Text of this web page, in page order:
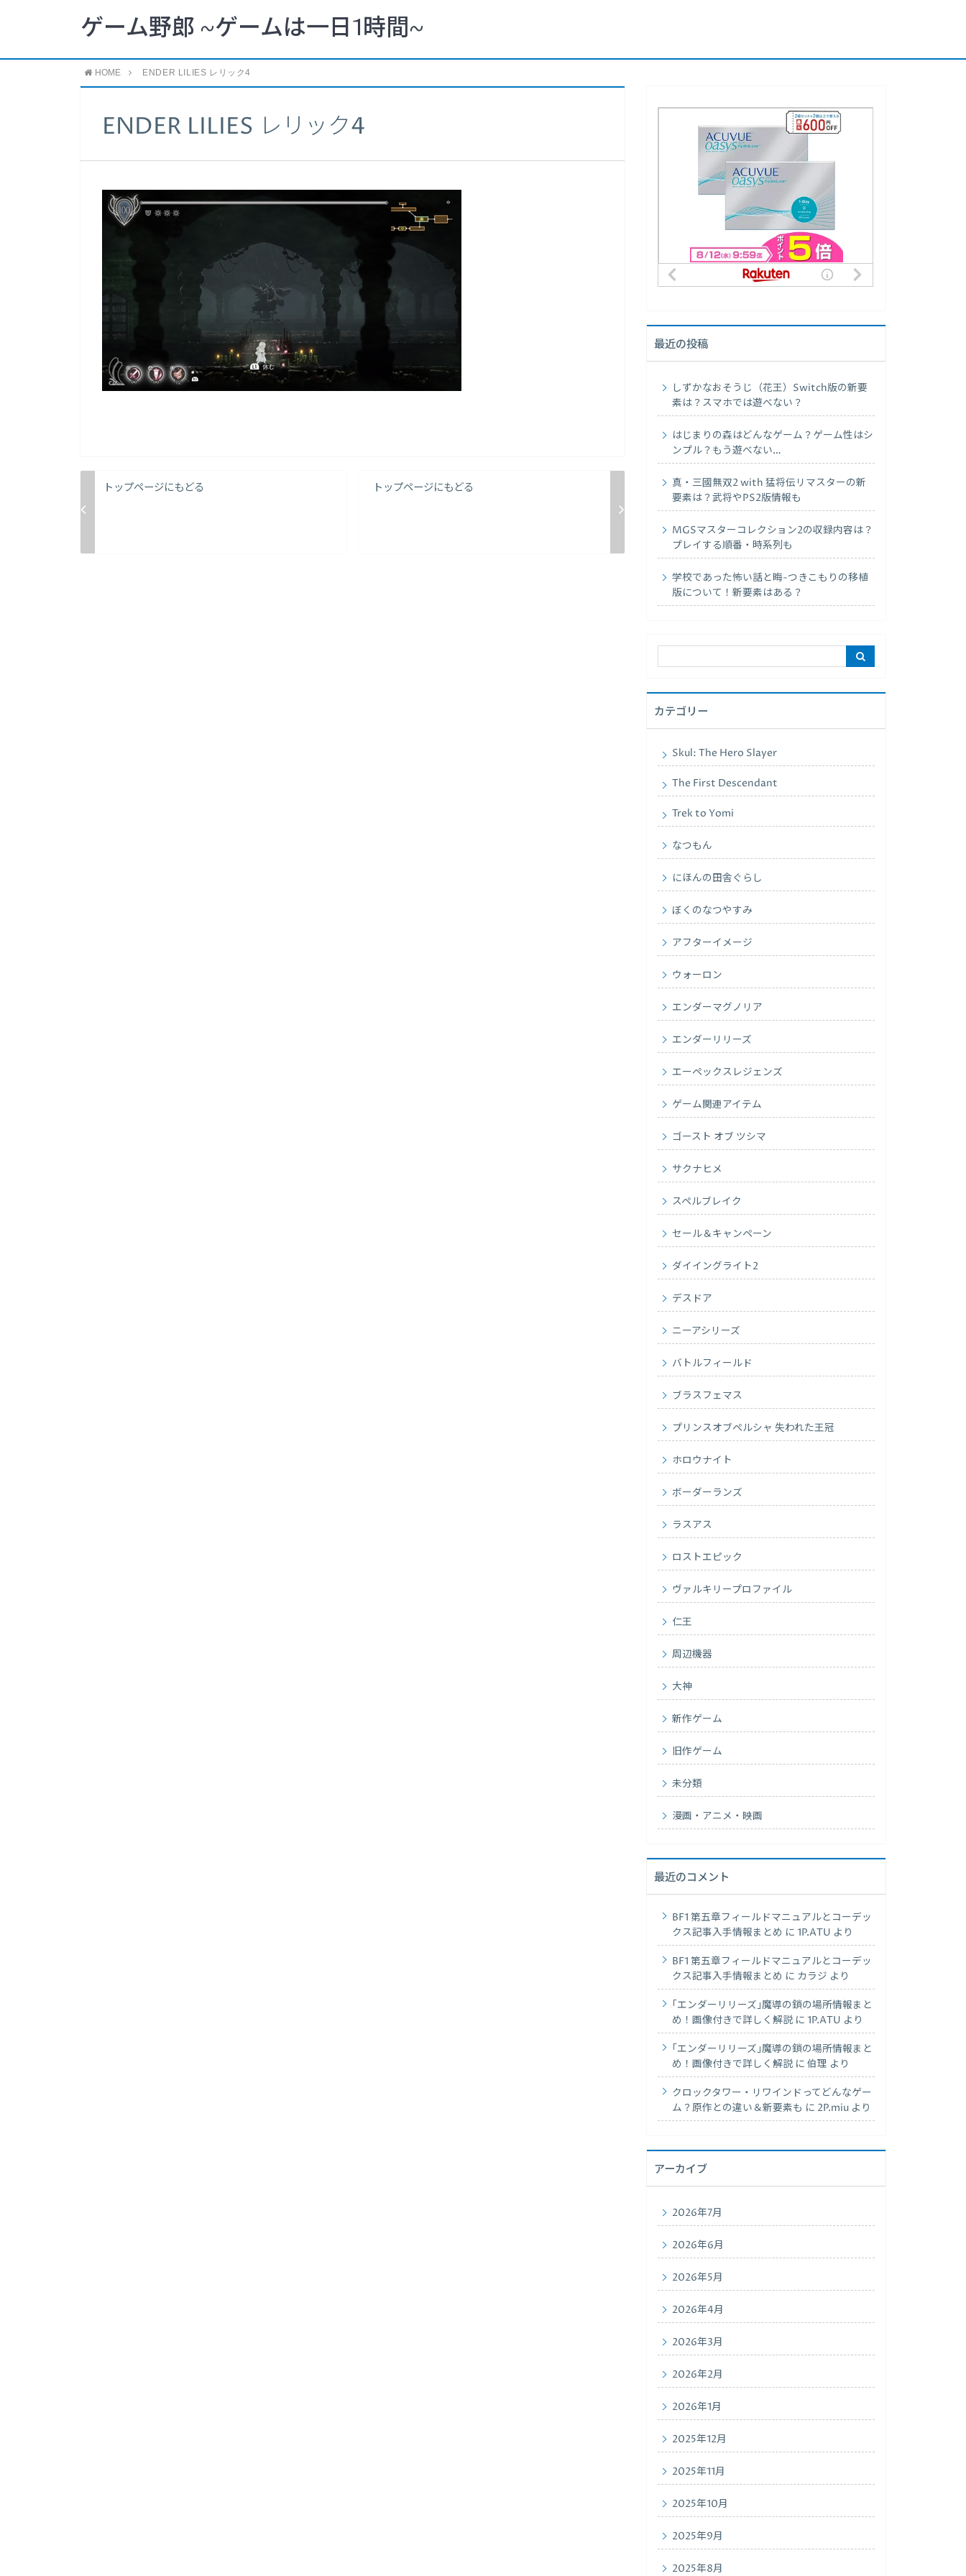
ゲーム野郎 ~ゲームは一日1時間~
HOME ENDER LILIES レリック4
ENDER LILIES レリック4
トップページにもどる トップページにもどる
最近の投稿
しずかなおそうじ（花王）Switch版の新要
素は？スマホでは遊べない？
はじまりの森はどんなゲーム？ゲーム性はシ
ンプル？もう遊べない…
真・三國無双2 with 猛将伝リマスターの新
要素は？武将やPS2版情報も
MGSマスターコレクション2の収録内容は？
プレイする順番・時系列も
学校であった怖い話と晦-つきこもりの移植
版について！新要素はある？
カテゴリー
Skul: The Hero Slayer
The First Descendant
Trek to Yomi
なつもん
にほんの田舎ぐらし
ぼくのなつやすみ
アフターイメージ
ウォーロン
エンダーマグノリア
エンダーリリーズ
エーペックスレジェンズ
ゲーム関連アイテム
ゴースト オブ ツシマ
サクナヒメ
スペルブレイク
セール＆キャンペーン
ダイイングライト2
デスドア
ニーアシリーズ
バトルフィールド
ブラスフェマス
プリンスオブペルシャ 失われた王冠
ホロウナイト
ボーダーランズ
ラスアス
ロストエピック
ヴァルキリープロファイル
仁王
周辺機器
大神
新作ゲーム
旧作ゲーム
未分類
漫画・アニメ・映画
最近のコメント
BF1 第五章フィールドマニュアルとコーデッ
クス記事入手情報まとめ に1P.ATU より
BF1 第五章フィールドマニュアルとコーデッ
クス記事入手情報まとめ に カラジ より
｢エンダーリリーズ｣魔導の鎖の場所情報まと
め！画像付きで詳しく解説 に1P.ATU より
｢エンダーリリーズ｣魔導の鎖の場所情報まと
め！画像付きで詳しく解説 に伯理 より
クロックタワー・リワインドってどんなゲー
ム？原作との違い＆新要素も に 2P.miu より
アーカイブ
2026年7月
2026年6月
2026年5月
2026年4月
2026年3月
2026年2月
2026年1月
2025年12月
2025年11月
2025年10月
2025年9月
2025年8月